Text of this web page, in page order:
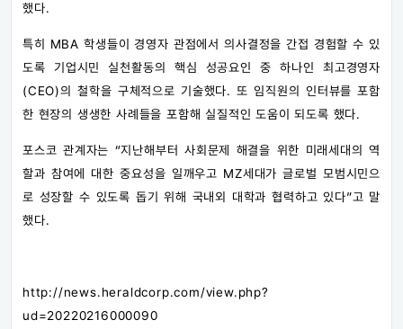
했다.
특히 MBA 학생들이 경영자 관점에서 의사결정을 간접 경험할 수 있
도록 기업시민 실천활동의 핵심 성공요인 중 하나인 최고경영자
(CEO)의 철학을 구체적으로 기술했다. 또 임직원의 인터뷰를 포함
한 현장의 생생한 사례들을 포함해 실질적인 도움이 되도록 했다.
포스코 관계자는 “지난해부터 사회문제 해결을 위한 미래세대의 역
할과 참여에 대한 중요성을 일깨우고 MZ세대가 글로벌 모범시민으
로 성장할 수 있도록 돕기 위해 국내외 대학과 협력하고 있다”고 말
했다.
http://news.heraldcorp.com/view.php?
ud=20220216000090